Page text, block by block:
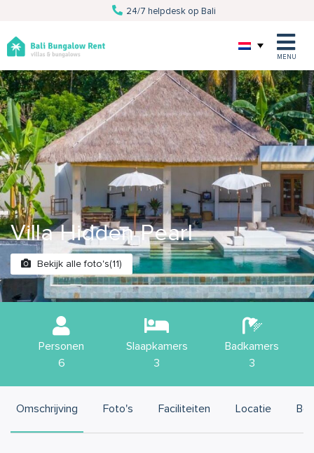
24/7 helpdesk op Bali
Persoonlijke service
Al 10 jaar Bali specialistMENU
Villa Hidden Pearl
Bekijk alle foto's(11)
Personen
6
Slaapkamers
3
Badkamers
3
Omschrijving Foto's Faciliteiten Locatie